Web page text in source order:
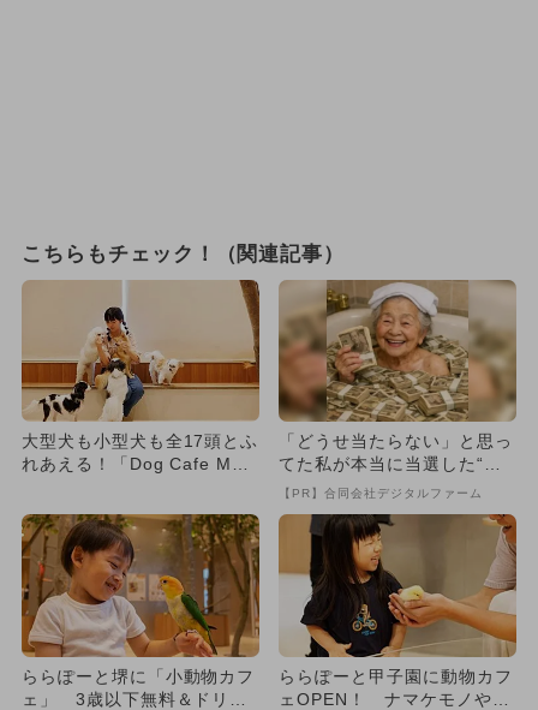
こちらもチェック！（関連記事）
大型犬も小型犬も全17頭とふ
れあえる！「Dog Cafe MOF
「どうせ当たらない」と思っ
てた私が本当に当選した“買
い方”がこれ
【PR】合同会社デジタルファーム
ららぽーと堺に「小動物カフ
ェ」 3歳以下無料＆ドリン
ららぽーと甲子園に動物カフ
ェOPEN！ ナマケモノやカ